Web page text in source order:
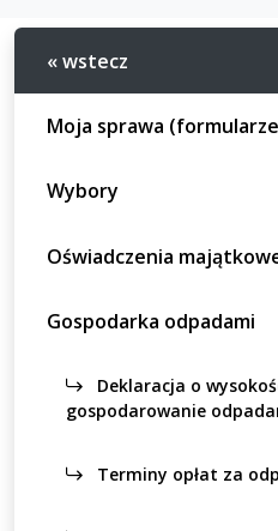
« wstecz
Moja sprawa
Wybory
Oświadczenia
Gospodarka odpadami
Deklaracja o
gospodarowanie
Terminy opłat za